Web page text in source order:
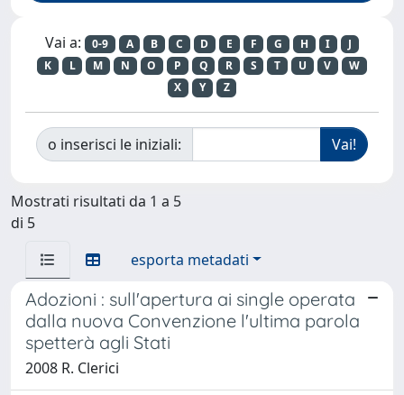
Vai a: 0-9 A B C D E F G H I
J
K
L M N O P Q R S T U V
W
X
Y Z
o inserisci le iniziali:
Mostrati risultati da 1 a 5
di 5
esporta metadati
Adozioni : sull'apertura ai single operata
dalla nuova Convenzione l'ultima parola
spetterà agli Stati
2008 R. Clerici